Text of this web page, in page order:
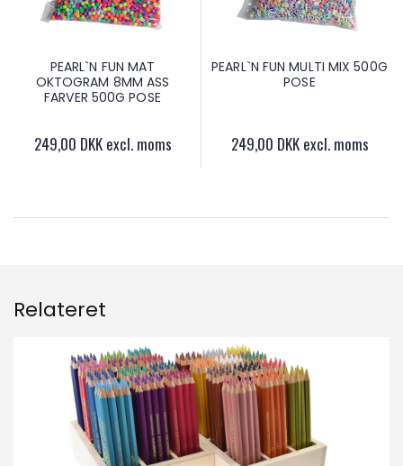
PEARL`N FUN MAT
OKTOGRAM 8MM ASS
FARVER 500G POSE
249,00 DKK excl. moms
PEARL`N FUN MULTI MIX 500G
POSE
249,00 DKK excl. moms
Relateret